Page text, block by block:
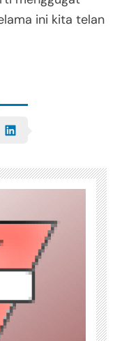
ini kita telan